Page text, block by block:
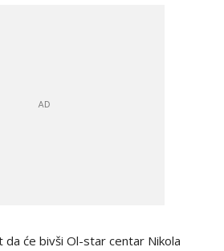
da će bivši Ol-star centar Nikola